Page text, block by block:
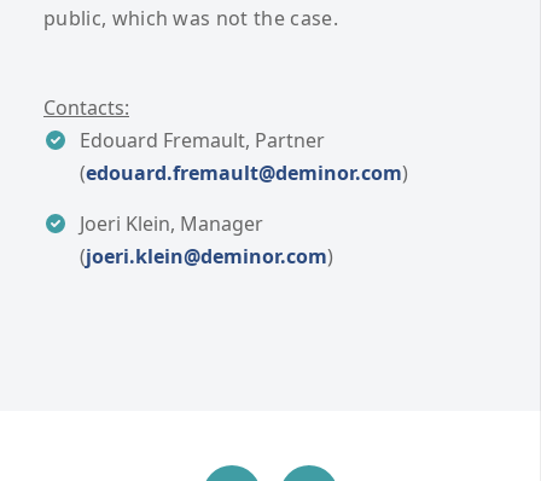
public, which was not the case.
Contacts:
Edouard Fremault, Partner
(edouard.fremault@deminor.com)
Joeri Klein, Manager
(joeri.klein@deminor.com)